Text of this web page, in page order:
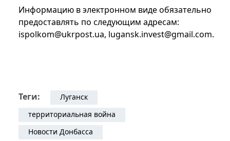
Информацию в электронном виде обязательно
предоставлять по следующим адресам:
ispolkom@ukrpost.ua, lugansk.invest@gmail.com.
Теги:
Луганск
территориальная война
Новости Донбасса